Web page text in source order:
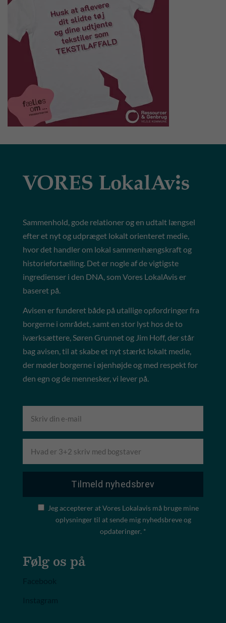
Sammenhold, gode relationer og en udtalt længsel
efter et nyt og udpræget lokalt orienteret medie,
hvor det handler om lokal sammenhængskraft og
historiefortælling. Det er nogle af de vigtigste
ingredienser i den DNA, som Vores LokalAvis er
baseret på.
Avisen er funderet både på utallige opfordringer fra
borgerne i området, samt en stor lyst hos de to
iværksættere, Søren Grunnet og Jim Hoff, der står
bag avisen, til at skabe et nyt stærkt lokalt medie,
der møder borgerne i øjenhøjde og med respekt for
den egn og de mennesker, vi lever på.
Jeg accepterer at Vores Lokalavis må bruge mine
oplysninger til at sende mig nyhedsbreve og
opdateringer. *
Følg os på